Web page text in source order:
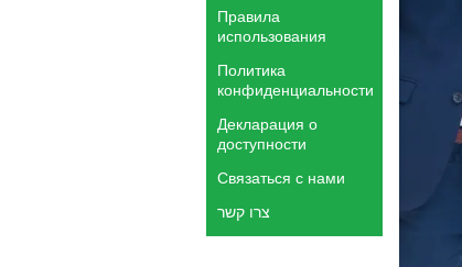
Правила
использования
Политика
конфиденциальности
Декларация о
доступности
Связаться с нами
צרו קשר